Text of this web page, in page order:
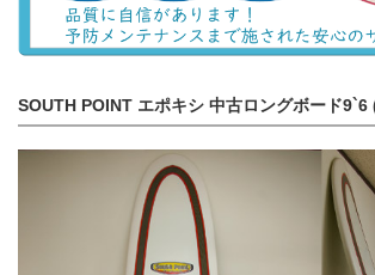
SOUTH POINT エポキシ 中古ロングボード